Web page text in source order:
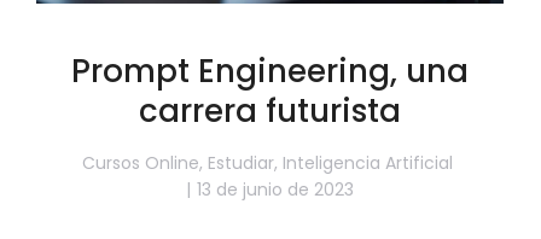
Prompt Engineering, una
carrera futurista
Cursos Online, Estudiar, Inteligencia Artificial
13 de junio de 2023